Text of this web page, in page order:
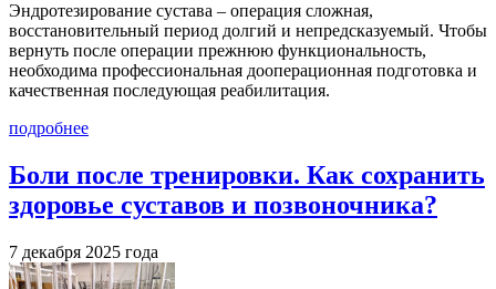
Эндротезирование сустава – операция сложная,
восстановительный период долгий и непредсказуемый. Чтобы
вернуть после операции прежнюю функциональность,
необходима профессиональная дооперационная подготовка и
качественная последующая реабилитация.
подробнее
Боли после тренировки. Как сохранить
здоровье суставов и позвоночника?
7 декабря 2025 года